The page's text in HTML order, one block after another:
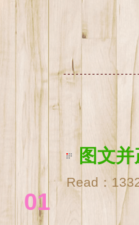
01
图文
Read：